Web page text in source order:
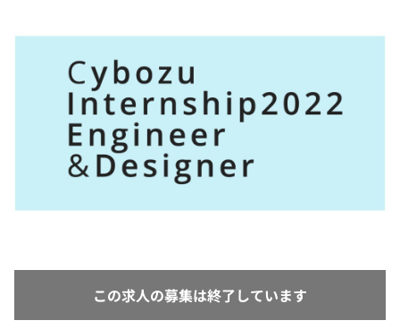
インタビュー
就活成功ガイド
個人向けプラン
paiza times
この求人の募集は終了しています